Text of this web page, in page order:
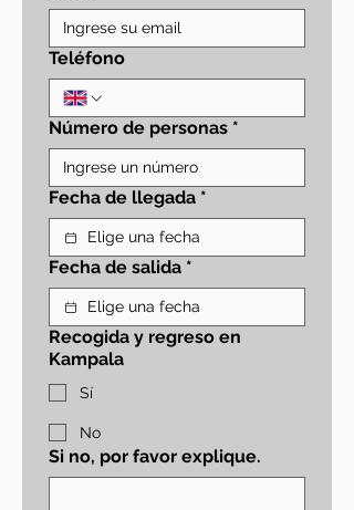
Teléfono
Número de personas *
Fecha de llegada *
Fecha de salida *
Recogida y regreso en
Kampala
Sí
No
Si no, por favor explique.